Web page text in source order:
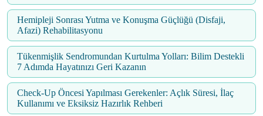
Hemipleji Sonrası Yutma ve Konuşma Güçlüğü (Disfaji,
Afazi) Rehabilitasyonu
Tükenmişlik Sendromundan Kurtulma Yolları: Bilim Destekli
7 Adımda Hayatınızı Geri Kazanın
Check-Up Öncesi Yapılması Gerekenler: Açlık Süresi, İlaç
Kullanımı ve Eksiksiz Hazırlık Rehberi